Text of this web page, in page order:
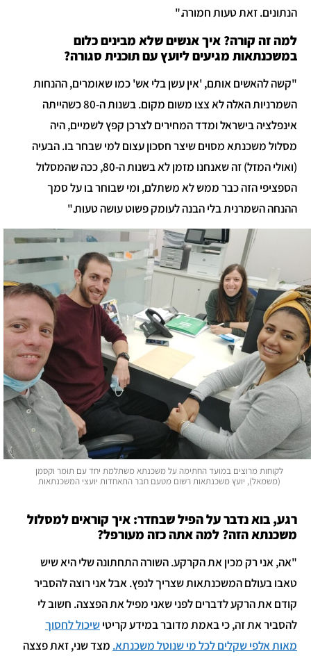
הנתונים. זאת טעות חמורה."
למה זה קורה? איך אנשים שלא מבינים כלום
במשכנתאות מגיעים ליועץ עם תוכנית סגורה?
"קשה להאשים אותם, 'אין עשן בלי אש' כמו שאומרים, ההנחות
השמרניות האלה לא צצו משום מקום. בשנות ה-80 כשהייתה
אינפלציה בישראל ומדד המחירים לצרכן קפץ לשמיים, היה
מסלול משכנתא מסוים שיצר חסכון עצום למי שבחר בו. הבעיה
(ואולי המזל) זה שאנחנו מזמן לא בשנות ה-80, ככה שהמסלול
הספציפי הזה כבר ממש לא משתלם, ומי שבוחר בו על סמך
ההנחה השמרנית בלי הבנה לעומק פשוט עושה טעות."
לקוחות מרוצים במועד החתימה על משכנתא משתלמת יחד עם תומר וקסמן
(משמאל), יועץ משכנתאות רשום מטעם חבר התאחדות יועצי המשכנתאות
רגע, בוא נדבר על הפיל שבחדר: איך קוראים למסלול
משכנתא הזה? למה אתה כזה מעורפל?
"אה, אני רק מכין את הקרקע. השורה התחתונה שלי היא שיש
טאבו בעולם המשכנתאות שצריך לנפץ. אבל אני רוצה להסביר
קודם את הרקע לדברים לפני שאני מפיל את הפצצה. חשוב לי
להסביר את זה, כי באמת מדובר במידע קריטישיכול לחסוך
מאות אלפי שקלים לכל מי שנוטל משכנתא. מצד שני, זאת פצצה